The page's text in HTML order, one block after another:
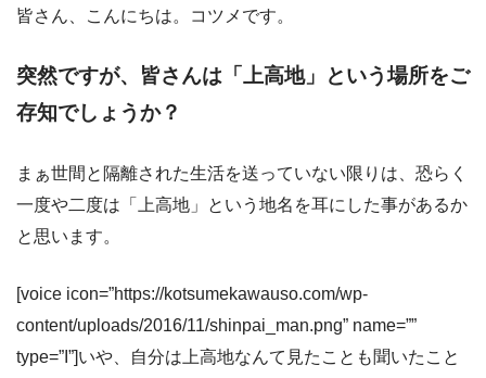
皆さん、こんにちは。コツメです。
突然ですが、皆さんは「上高地」という場所をご
存知でしょうか？
まぁ世間と隔離された生活を送っていない限りは、恐らく
一度や二度は「上高地」という地名を耳にした事があるか
と思います。
[voice icon=”https://kotsumekawauso.com/wp-
content/uploads/2016/11/shinpai_man.png” name=””
type=”I”]いや、自分は上高地なんて見たことも聞いたこと